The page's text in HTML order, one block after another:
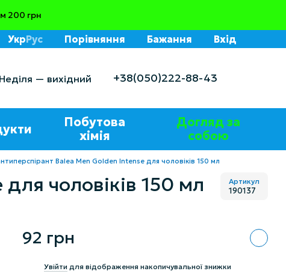
200 грн
УкрРус Порівняння Бажання Вхід
— вихідний +38(050)222-88-43
Побутова
хімія
Догляд за
собою
Balea Men Golden Intense для чоловіків 150 мл
чоловіків 150 мл Артикул
190137
92 грн
Увійти для відображення накопичувальної знижки